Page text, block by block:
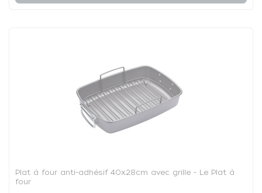
Plat à four anti-adhésif 40x28cm avec grille - Le Plat à
four